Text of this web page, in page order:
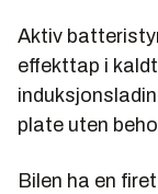
Aktiv
effekttap i
plate uten
Bilen ha en